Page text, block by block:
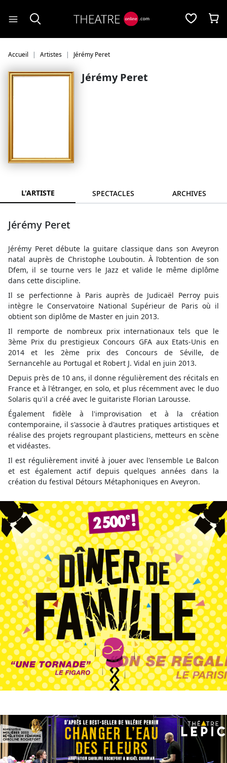
Accueil Artistes Jérémy Peret
Jérémy Peret
L'ARTISTE SPECTACLES ARCHIVES
Jérémy Peret
Jérémy Peret débute la guitare classique dans son Aveyron
natal auprès de Christophe Louboutin. À l’obtention de son
Dfem, il se tourne vers le Jazz et valide le même diplôme
dans cette discipline.
Il se perfectionne à Paris auprès de Judicaël Perroy puis
intègre le Conservatoire National Supérieur de Paris où il
obtient son diplôme de Master en juin 2013.
Il remporte de nombreux prix internationaux tels que le
3ème Prix du prestigieux Concours GFA aux Etats-Unis en
2014 et les 2ème prix des Concours de Séville, de
Sernancehle au Portugal et Robert J. Vidal en juin 2013.
Depuis près de 10 ans, il donne régulièrement des récitals en
France et à l'étranger, en solo, et plus récemment avec le duo
Solaris qu'il a créé avec le guitariste Florian Larousse.
Également fidèle à l'improvisation et à la création
contemporaine, il s'associe à d'autres pratiques artistiques et
réalise des projets regroupant plasticiens, metteurs en scène
et vidéastes.
Il est régulièrement invité à jouer avec l'ensemble Le Balcon
et est également actif depuis quelques années dans la
création du festival Détours Métaphoniques en Aveyron.